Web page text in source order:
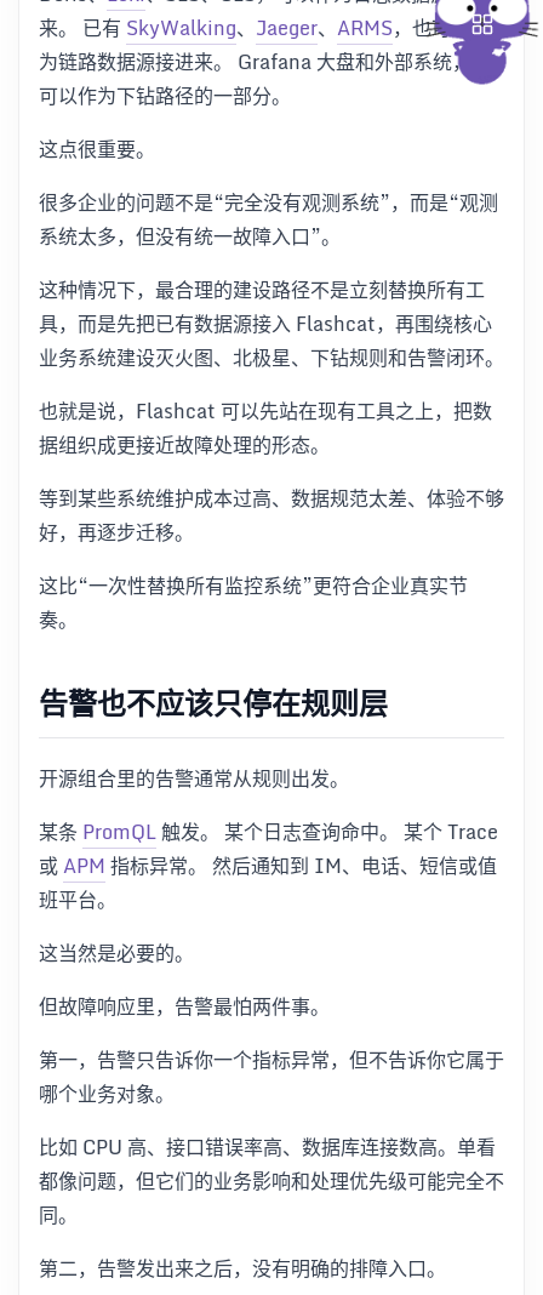
来。 已有 SkyWalking、 Jaeger、 ARMS，也可以作
为链路数据源接进来。 Grafana 大盘和外部系统，也
可以作为下钻路径的一部分。
这点很重要。
很多企业的问题不是“完全没有观测系统”，而是“观测
系统太多，但没有统一故障入口”。
这种情况下，最合理的建设路径不是立刻替换所有工
具，而是先把已有数据源接入 Flashcat，再围绕核心
业务系统建设灭火图、北极星、下钻规则和告警闭环。
也就是说，Flashcat 可以先站在现有工具之上，把数
据组织成更接近故障处理的形态。
等到某些系统维护成本过高、数据规范太差、体验不够
好，再逐步迁移。
这比“一次性替换所有监控系统”更符合企业真实节
奏。
告警也不应该只停在规则层
开源组合里的告警通常从规则出发。
某条 PromQL触发。 某个日志查询命中。 某个 Trace
或APM指标异常。 然后通知到 IM、电话、短信或值
班平台。
这当然是必要的。
但故障响应里，告警最怕两件事。
第一，告警只告诉你一个指标异常，但不告诉你它属于
哪个业务对象。
比如 CPU 高、接口错误率高、数据库连接数高。单看
都像问题，但它们的业务影响和处理优先级可能完全不
同。
第二，告警发出来之后，没有明确的排障入口。